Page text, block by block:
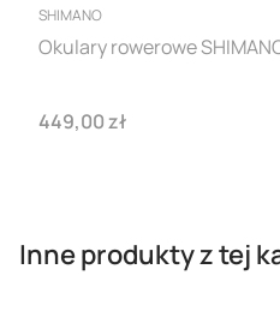
PRODUCENT
SHIMANO
Okulary rowerowe
Cena
449,00 zł
Inne produkty z tej